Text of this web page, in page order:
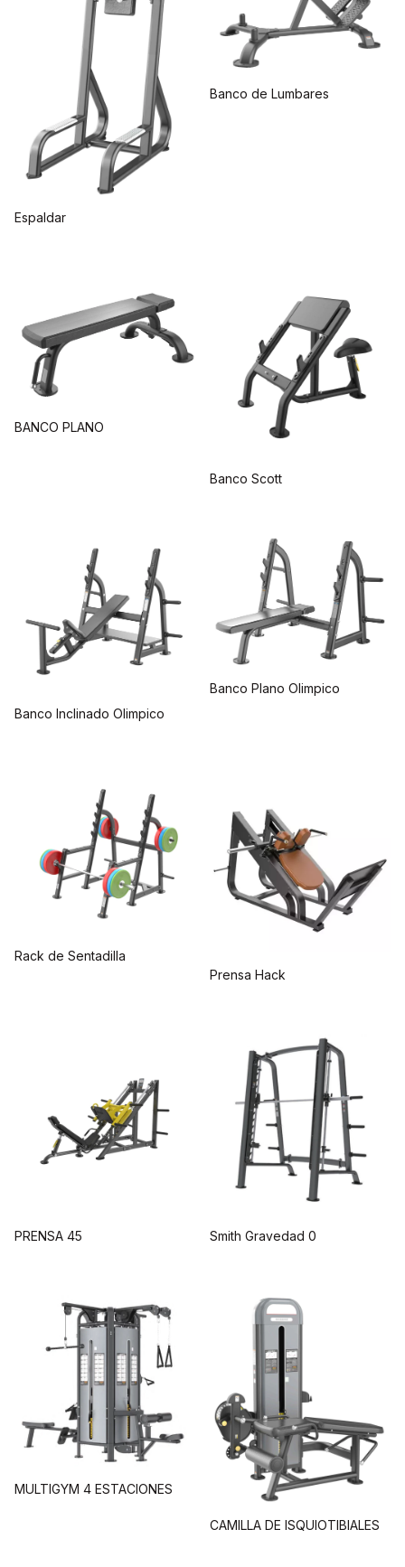
Espaldar
Banco de Lumbares
BANCO PLANO
Banco Scott
Banco Inclinado Olimpico
Banco Plano Olimpico
Rack de Sentadilla
Prensa Hack
PRENSA 45 Smith Gravedad 0
MULTIGYM 4 ESTACIONES
CAMILLA DE ISQUIOTIBIALES